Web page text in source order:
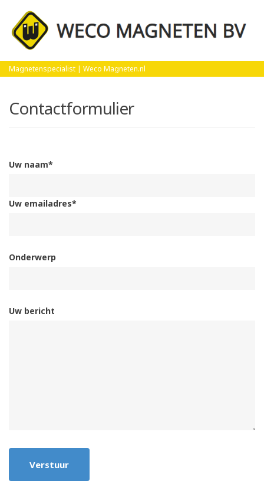
Magnetenspecialist | Weco Magneten.nl
Home
Contactformulier
Uw naam*
Uw emailadres*
Onderwerp
Uw bericht
Verstuur